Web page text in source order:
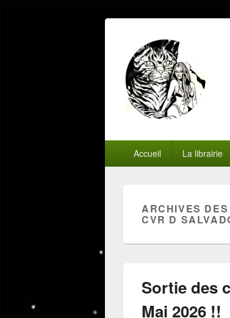
principalAccueil La librairie
ARCHIVES
CVR D
Sortie des
Mai 2026 !!